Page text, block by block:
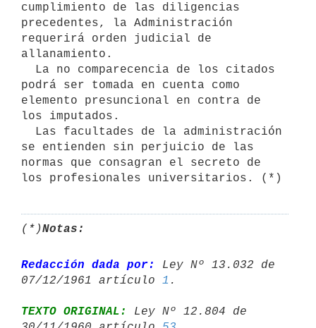
cumplimiento de las diligencias
precedentes, la Administración
requerirá orden judicial de
allanamiento.
podrá ser tomada en cuenta como
elemento presuncional en contra de
los imputados.
se entienden sin perjuicio de las
normas que consagran el secreto de
los profesionales universitarios. (*)
(*)Notas:
Redacción dada por:
Ley Nº 13.032 de
07/12/1961 artículo 1
TEXTO ORIGINAL:
Ley Nº 12.804 de